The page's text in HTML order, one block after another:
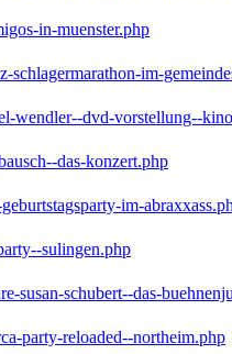
in-muenster.php
schlagermarathon-im-
wendler--dvd-vorstellung--
das-konzert.php
im-
sulingen.php
susan-schubert--das-
party-reloaded--northeim.php